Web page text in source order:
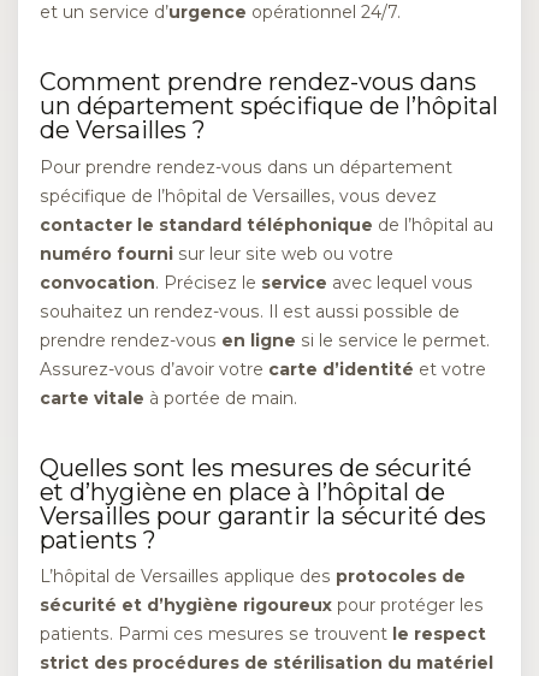
et un service d’urgence opérationnel 24/7.
Comment prendre rendez-vous dans
un département spécifique de l’hôpital
de Versailles ?
Pour prendre rendez-vous dans un département
spécifique de l’hôpital de Versailles, vous devez
contacter le standard téléphonique de l’hôpital au
numéro fourni sur leur site web ou votre
convocation. Précisez le service avec lequel vous
souhaitez un rendez-vous. Il est aussi possible de
prendre rendez-vous en ligne si le service le permet.
Assurez-vous d’avoir votre carte d’identité et votre
carte vitale à portée de main.
Quelles sont les mesures de sécurité
et d’hygiène en place à l’hôpital de
Versailles pour garantir la sécurité des
patients ?
L’hôpital de Versailles applique des protocoles de
sécurité et d’hygiène rigoureux pour protéger les
patients. Parmi ces mesures se trouvent le respect
strict des procédures de stérilisation du matériel